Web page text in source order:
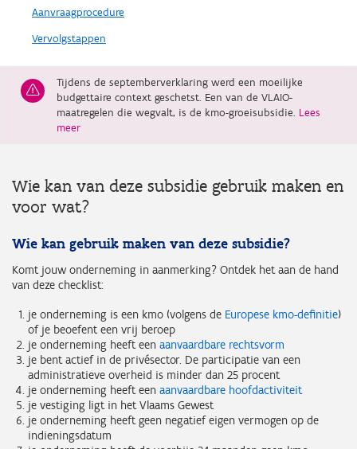
Aanvraagprocedure
Vervolgstappen
Tijdens de septemberverklaring werd een moeilijke
budgettaire context geschetst. Een van de VLAIO-
maatregelen die wegvalt, is de kmo-groeisubsidie. Lees
meer
Wie kan van deze subsidie gebruik maken en
voor wat?
Wie kan gebruik maken van deze subsidie?
Komt jouw onderneming in aanmerking? Ontdek het aan de hand
van deze checklist:
je onderneming is een kmo (volgens de Europese kmo-definitie)
of je beoefent een vrij beroep
je onderneming heeft een aanvaardbare rechtsvorm
je bent actief in de privésector. De participatie van een
administratieve overheid is minder dan 25 procent
je onderneming heeft een aanvaardbare hoofdactiviteit
je vestiging ligt in het Vlaams Gewest
je onderneming heeft geen negatief eigen vermogen op de
indieningsdatum